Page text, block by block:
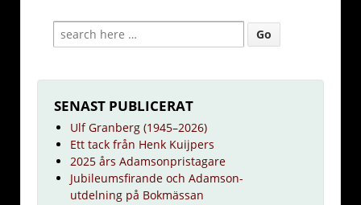
SENAST PUBLICERAT
Ulf Granberg (1945–2026)
Ett tack från Henk Kuijpers
2025 års Adamsonpristagare
Jubileumsfirande och Adamson-
utdelning på Bokmässan